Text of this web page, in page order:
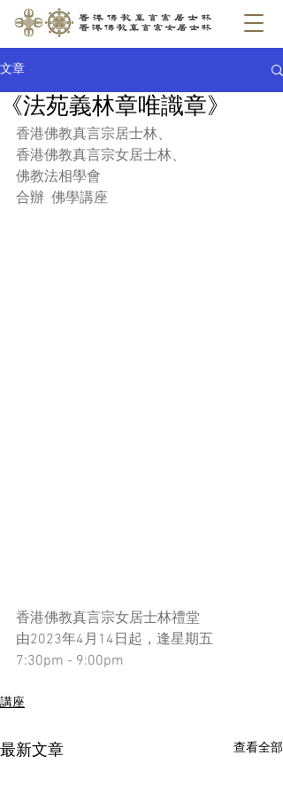
文章
《法苑義林章唯識章》
香港佛教真言宗居士林、
香港佛教真言宗女居士林、
佛教法相學會
合辦  佛學講座
香港佛教真言宗女居士林禮堂
由2023年4月14日起，逢星期五
7:30pm - 9:00pm
講座
最新文章 查看全部